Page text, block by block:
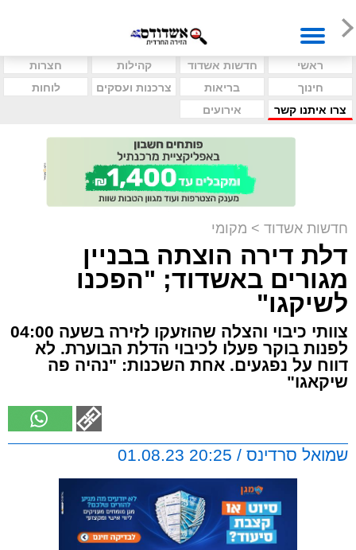
ראשי חדשות אשדוד קהילות
חצרות
חינוך
בריאות צרכנות ועסקים
לוחות
צרו איתנו קשר
אירועים
חדשות אשדוד > מקומי
דלת דירה הוצתה בבניין
מגורים באשדוד; "הפכנו
לשיקגו"
צוותי כיבוי והצלה שהוזעקו לזירה בשעה 04:00
לפנות בוקר פעלו לכיבוי הדלת הבוערת. לא
דווח על נפגעים. אחת השכנות: "נהיה פה
שיקאגו"
שמואל סרדינס / 20:25 01.08.23